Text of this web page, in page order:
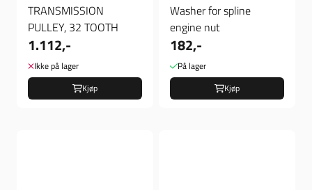
TRANSMISSION
PULLEY, 32 TOOTH
1.112,-
Ikke på lager
Kjøp
Washer for spline
engine nut
182,-
På lager
Kjøp